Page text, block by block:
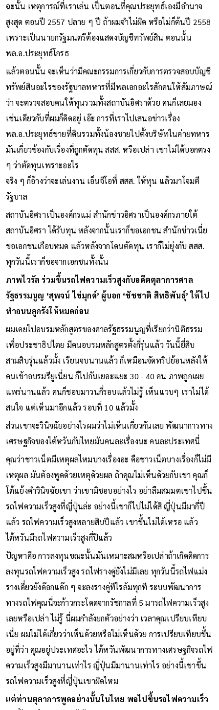
ฉะนั้น เหตุการณ์ที่เราเล่น เป็นตอนที่คุณประยุทธ์เองมีอำนาจ
สูงสุด ตอนปี 2557 ปลาย ๆ ปี ถ้าผมจำไม่ผิด หรือไม่ก็ต้นปี 2558
เพราะเป็นนายกรัฐมนตรีต้องแสดงบัญชีทรัพย์สิน ตอนนั้น
พล.อ.ประยุทธ์โกรธ
แล้วตอนนั้น จะเห็นว่ามีคณะกรรมการเกี่ยวกับการตรวจสอบบัญชี
ทรัพย์สินอะไรของรัฐบาลทหารที่มีพลเอกอะไรสักคนให้สัมภาษณ์
ว่า จะตรวจสอบคนให้ทุนรวมทั้งสถาบันอิศราด้วย คนก็เลยมอง
เช่นเดียวกับที่ผมก็คิดอยู่ เอ๊ะ การที่เราไปเสนอข่าวเรื่อง
พล.อ.ประยุทธ์ขายที่ดินรวมทั้งน้องชายไปตั้งบริษัทในค่ายทหาร
มันเกี่ยวข้องกับเรื่องที่ถูกตัดทุน สสส. หรือเปล่า เขาไม่ได้บอกตรง
ๆ ว่าตัดทุนเพราะอะไร
จริง ๆ ก็อ้างว่าจะเล่นงาน เอ็นจีโอที่ สสส. ให้ทุน แล้วมาโจมตี
รัฐบาล
สถาบันอิศราเป็นองค์กรแม่ สำนักข่าวอิศราเป็นองค์กรภายใต้
สถาบันอิศรา ได้รับทุน หลังจากนั้นเราก็ขอเอกชน สำนักข่าวเนี่ย
ขอเอกชนเกือบหมด แล้วหลังจากโดนตัดทุน เราก็ไม่ยุ่งกับ สสส.
ทุกวันนี้เราก็ขอจากเอกชนทั้งนั้น
ภาพไวรัล ร่วมขึ้นรถไฟความเร็วสูงกับอดีตตุลาการศาล
รัฐธรรมนูญ ‘สุพจน์ ไข่มุกด์’ ผู้บอก ‘ชัชชาติ สิทธิพันธุ์’ ให้ไป
ทำถนนลูกรังให้หมดก่อน
ผมเคยไปอบรมหลักสูตรของศาลรัฐธรรมนูญที่เรียกว่านิติธรรม
เพื่อประชาธิปไตย มีคนอบรมหลักสูตรตั้งกี่รุ่นแล้ว วันนี้ยี่สิบ
สามสิบรุ่นแล้วมั้ง เรียนจบนานแล้ว ก็เหมือนจัดทริปย้อนหลังให้
คนเข้าอบรมรียูเนี่ยน ก็ไปกันเยอะแยะ 30 - 40 คน ภาพถูกเผย
แพร่นานแล้ว คนก็ชอบมาวนกี่รอบแล้วไม่รู้ เห็นแวบๆ เราไม่ได้
สนใจ แต่เห็นมาอีกแล้ว รอบที่ 10 แล้วมั้ง
ส่วนเขาจะวินิจฉัยอย่างไรผมว่าไม่เห็นเกี่ยวกันเลย พัฒนาการทาง
เศรษฐกิจของไต้หวันกับไทยมันคนละเรื่องนะ คนละประเทศนี่
คุณว่าชาวเน็ตมีเหตุผลไหมบางเรื่องอะ คือชาวเน็ตบางเรื่องก็ไม่มี
เหตุผล มันต้องพูดด้วยเหตุด้วยผล ถ้าคุณไม่เห็นด้วยกับเขา คุณก็
โต้แย้งคำวินิจฉัยเขา ว่าเขามิชอบอย่างไร อย่าลืมสมมตเขาไปขึ้น
รถไฟความเร็วสูงที่ญี่ปุ่นล่ะ อย่างนี้เขาก็ไปไม่ได้สิ ญี่ปุ่นมีมากี่ปี
แล้ว รถไฟความเร็วสูงหลายสิบปีแล้ว เขาขึ้นไม่ได้เหรอ แล้ว
ไต้หวันมีรถไฟความเร็วสูงกี่ปีแล้ว
ปัญหาคือ การลงทุนขณะนั้นมันเหมาะสมหรือเปล่าถ้าเกิดคิดการ
ลงทุนรถไฟความเร็วสูง รถไฟรางคู่ยังไม่มีเลย ทุกวันนี้รถไฟแม่ง
รางเดี่ยวยังด๊อกแด๊ก ๆ จะลงรางคู่ทีไรล้มทุกที ระบบพัฒนาการ
ทางรถไฟคุณนี่จะก้าวกระโดดจากรัชกาลที่ 5 มารถไฟความเร็วสูง
เลยหรือเปล่า ไม่รู้ นี่ผมกำลังยกตัวอย่างว่า เวลาคุณเปรียบเทียบ
เนี่ย ผมไม่ได้เกี่ยวว่าเห็นด้วยหรือไม่เห็นด้วย การเปรียบเทียบขึ้น
อยู่ที่ว่า คุณอยู่ประเทศอะไร ไต้หวันพัฒนาการทางเศรษฐกิจรถไฟ
ความเร็วสูงมีมานานเท่าไร ญี่ปุ่นมีมานานเท่าไร อย่างนี้เขาขึ้น
รถไฟความเร็วสูงที่ญี่ปุ่นเขาผิดไหม
แต่ท่านตุลาการพูดอย่างนั้นในไทย พอไปขึ้นรถไฟความเร็ว